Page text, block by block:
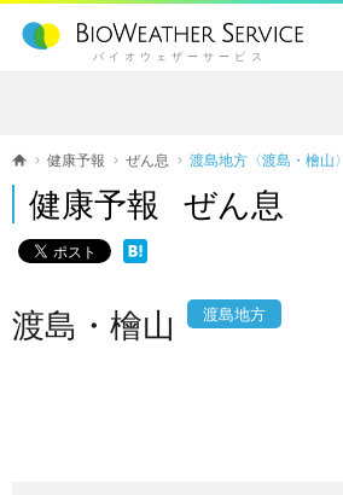
バイオウェザーサービス
健康予報 ぜん息 渡島地方〈渡島・檜山〉
健康予報 ぜん息
渡島・檜山 渡島地方